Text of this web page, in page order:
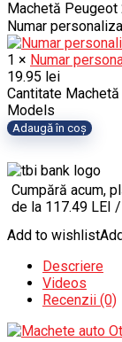
Machetă
Numar
1 × Numar
19.95 lei
Cantitate
Models
Adaugă în coș
Cumpără acum,
de la 117.49 LEI
Add to wishlist
Descriere
Videos
Recenzii (0)